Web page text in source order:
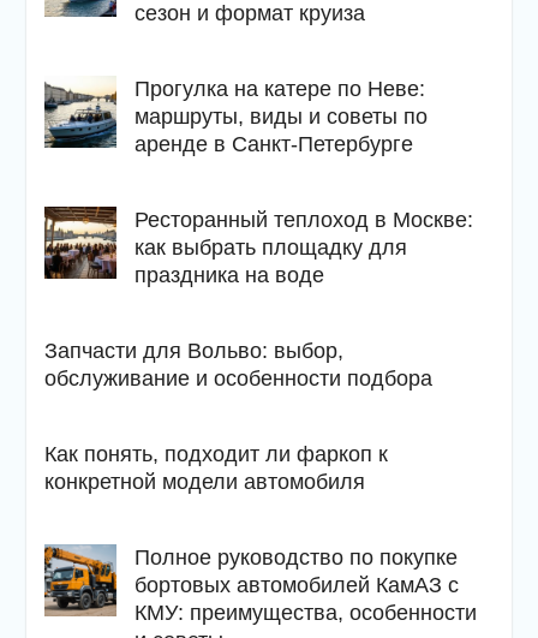
сезон и формат круиза
Прогулка на катере по Неве:
маршруты, виды и советы по
аренде в Санкт-Петербурге
Ресторанный теплоход в Москве:
как выбрать площадку для
праздника на воде
Запчасти для Вольво: выбор,
обслуживание и особенности подбора
Как понять, подходит ли фаркоп к
конкретной модели автомобиля
Полное руководство по покупке
бортовых автомобилей КамАЗ с
КМУ: преимущества, особенности